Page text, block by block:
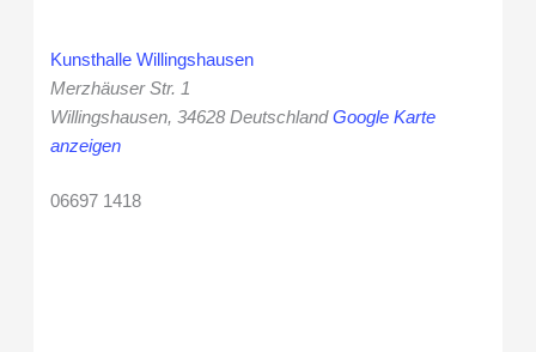
Kunsthalle Willingshausen
Merzhäuser Str. 1
Willingshausen, 34628 Deutschland Google Karte
anzeigen
06697 1418